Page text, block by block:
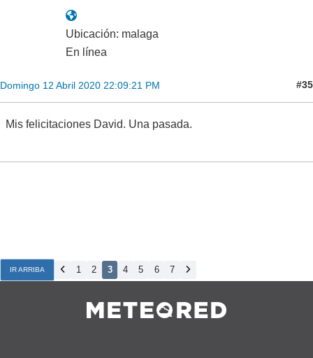
Ubicación: malaga
En línea
Domingo 12 Abril 2020 22:09:21 PM #35
Mis felicitaciones David. Una pasada.
IR ARRIBA 1 2 3 4 5 6 7